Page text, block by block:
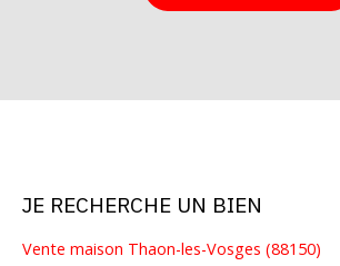
JE RECHERCHE UN BIEN
Vente maison Thaon-les-Vosges (88150)